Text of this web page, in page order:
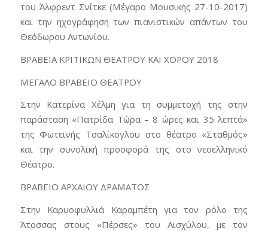
του Άλφρεντ Σνίτκε (Μέγαρο Μουσικής 27-10-2017)
και την ηχογράφηση των πιανιστικών απάντων του
Θεόδωρου Αντωνίου.
ΒΡΑΒΕΙΑ ΚΡΙΤΙΚΩΝ ΘΕΑΤΡΟΥ ΚΑΙ ΧΟΡΟΥ 2018
ΜΕΓΑΛΟ ΒΡΑΒΕΙΟ ΘΕΑΤΡΟΥ
Στην Κατερίνα Χέλμη για τη συμμετοχή της στην
παράσταση «Πατρίδα Τώρα – 8 ώρες και 35 λεπτά»
της Φωτεινής Τσαλίκογλου στο θέατρο «Σταθμός»
και την συνολική προσφορά της στο νεοελληνικό
Θέατρο.
ΒΡΑΒΕΙΟ ΑΡΧΑΙΟΥ ΔΡΑΜΑΤΟΣ
Στην Καρυοφυλλιά Καραμπέτη για τον ρόλο της
Άτοσσας στους «Πέρσες» του Αισχύλου, με τον